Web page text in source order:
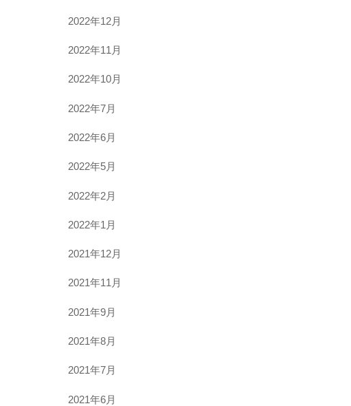
2022年12月
2022年11月
2022年10月
2022年7月
2022年6月
2022年5月
2022年2月
2022年1月
2021年12月
2021年11月
2021年9月
2021年8月
2021年7月
2021年6月